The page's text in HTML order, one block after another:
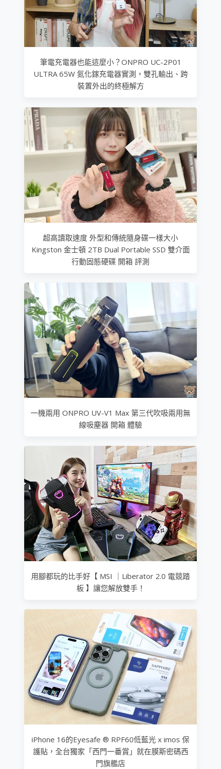
筆電充電器也能這麼小？ONPRO UC-2P01
ULTRA 65W 氮化鎵充電器實測，雙孔輸出、跨
裝置外出的終極解方
超高讀取速度 外型和傳統隨身碟一樣大小
Kingston 金士頓 2TB Dual Portable SSD 雙介面
行動固態硬碟 開箱 評測
一機兩用 ONPRO UV-V1 Max 第三代吹吸兩用無
線吸塵器 開箱 體驗
用腳都玩的比手好【 MSI ｜Liberator 2.0 電競踏
板 】讓您解放雙手！
iPhone 16的Eyesafe ® RPF60低藍光 x imos 保
護貼，全台獨家「西門一番賞」就在膜斯密碼西
門旗艦店